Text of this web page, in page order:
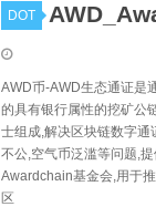
DOT
AWD币-AWD生态通证是
的具有银行属性的挖矿公
士组成,解决区块链数字
不公,空气币泛滥等问题,
Awardchain基金会,用于
区